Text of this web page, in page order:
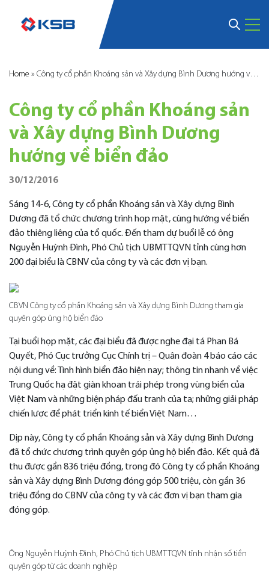
Home » Công ty cổ phần Khoáng sản và Xây dựng Bình Dương hướng về biển đảo
Công ty cổ phần Khoáng sản
và Xây dựng Bình Dương
hướng về biển đảo
30/12/2016
Sáng 14-6, Công ty cổ phần Khoáng sản và Xây dựng Bình
Dương đã tổ chức chương trình họp mặt, cùng hướng về biển
đảo thiêng liêng của tổ quốc. Đến tham dự buổi lễ có ông
Nguyễn Huỳnh Đình, Phó Chủ tịch UBMTTQVN tỉnh cùng hơn
200 đại biểu là CBNV của công ty và các đơn vị bạn.
CBVN Công ty cổ phần Khoáng sản và Xây dựng Bình Dương tham gia
quyên góp ủng hộ biển đảo
Tại buổi họp mặt, các đại biểu đã được nghe đại tá Phan Bá
Quyết, Phó Cục trưởng Cục Chính trị – Quân đoàn 4 báo cáo các
nội dung về: Tình hình biển đảo hiện nay; thông tin nhanh về việc
Trung Quốc hạ đặt giàn khoan trái phép trong vùng biển của
Việt Nam và những biện pháp đấu tranh của ta; những giải pháp
chiến lược để phát triển kinh tế biển Việt Nam…
Dịp này, Công ty cổ phần Khoáng sản và Xây dựng Bình Dương
đã tổ chức chương trình quyên góp ủng hộ biển đảo. Kết quả đã
thu được gần 836 triệu đồng, trong đó Công ty cổ phần Khoáng
sản và Xây dựng Bình Dương đóng góp 500 triệu, còn gần 36
triệu đồng do CBNV của công ty và các đơn vị bạn tham gia
đóng góp.
Ông Nguyễn Huỳnh Đình, Phó Chủ tịch UBMTTQVN tỉnh nhận số tiền
quyên góp từ các doanh nghiệp